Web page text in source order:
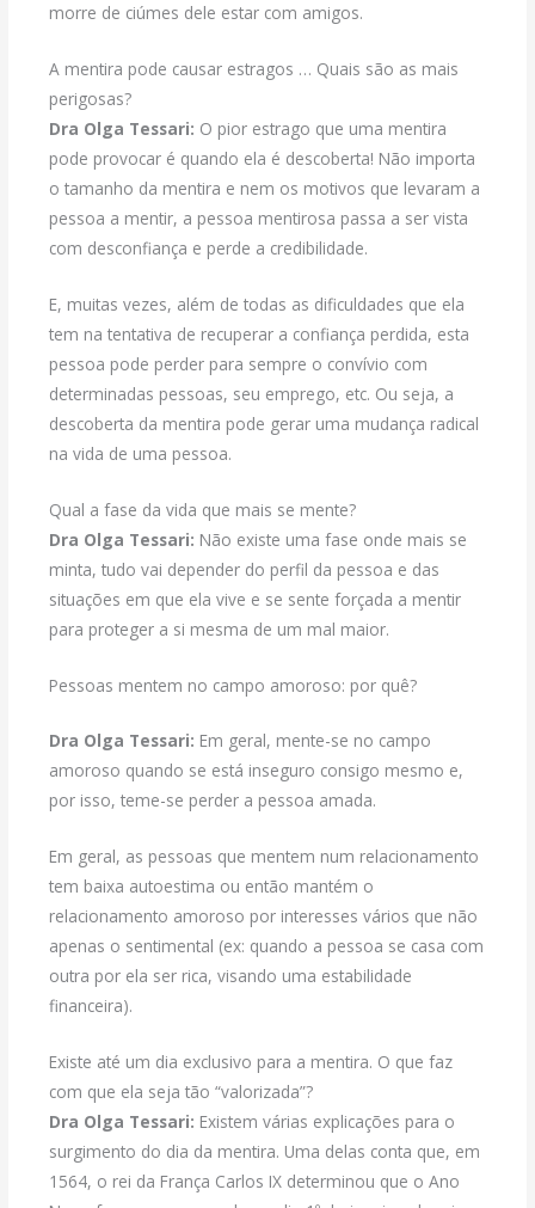
morre de ciúmes dele estar com amigos.
A mentira pode causar estragos … Quais são as mais
perigosas?
Dra Olga Tessari: O pior estrago que uma mentira
pode provocar é quando ela é descoberta! Não importa
o tamanho da mentira e nem os motivos que levaram a
pessoa a mentir, a pessoa mentirosa passa a ser vista
com desconfiança e perde a credibilidade.
E, muitas vezes, além de todas as dificuldades que ela
tem na tentativa de recuperar a confiança perdida, esta
pessoa pode perder para sempre o convívio com
determinadas pessoas, seu emprego, etc. Ou seja, a
descoberta da mentira pode gerar uma mudança radical
na vida de uma pessoa.
Qual a fase da vida que mais se mente?
Dra Olga Tessari: Não existe uma fase onde mais se
minta, tudo vai depender do perfil da pessoa e das
situações em que ela vive e se sente forçada a mentir
para proteger a si mesma de um mal maior.
Pessoas mentem no campo amoroso: por quê?
Dra Olga Tessari: Em geral, mente-se no campo
amoroso quando se está inseguro consigo mesmo e,
por isso, teme-se perder a pessoa amada.
Em geral, as pessoas que mentem num relacionamento
tem baixa autoestima ou então mantém o
relacionamento amoroso por interesses vários que não
apenas o sentimental (ex: quando a pessoa se casa com
outra por ela ser rica, visando uma estabilidade
financeira).
Existe até um dia exclusivo para a mentira. O que faz
com que ela seja tão “valorizada”?
Dra Olga Tessari: Existem várias explicações para o
surgimento do dia da mentira. Uma delas conta que, em
1564, o rei da França Carlos IX determinou que o Ano